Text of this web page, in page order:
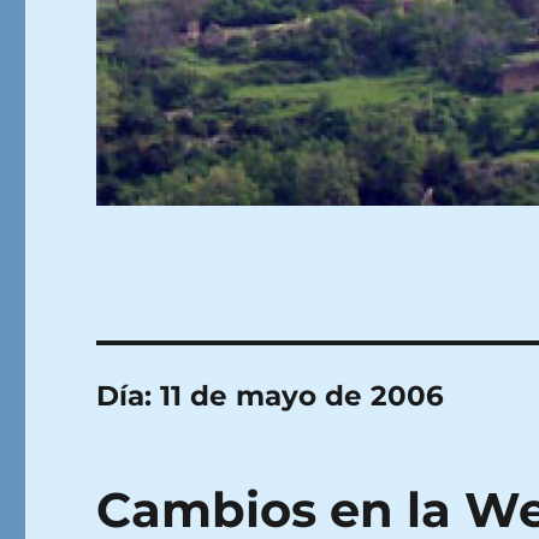
Día:11 de mayo de 2006
Cambios en la